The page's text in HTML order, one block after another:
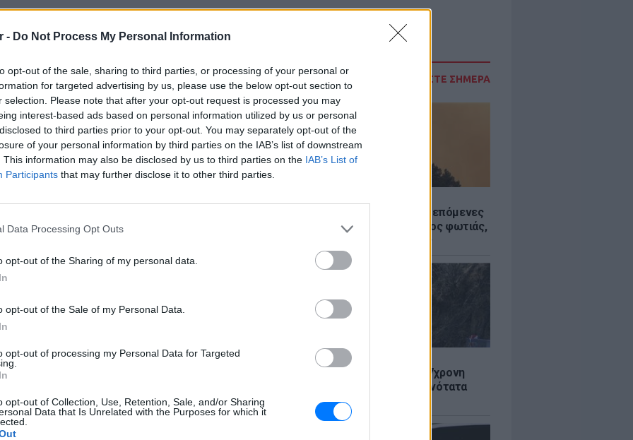
- Do Not Process My Personal Information
opt-out of the sale, sharing to third parties, or processing of your personal or
for targeted advertising by us, please use the below opt-out section to
selection. Please note that after your opt-out request is processed you may
interest-based ads based on personal information utilized by us or personal
to third parties prior to your opt-out. You may separately opt-out of the
of your personal information by third parties on the IAB’s list of downstream
This information may also be disclosed by us to third parties on the IAB’s List of
Participants that may further disclose it to other third parties.
Data Processing Opt Outs
opt-out of the Sharing of my personal data.
opt-out of the Sale of my Personal Data.
opt-out of processing my Personal Data for Targeted
opt-out of Collection, Use, Retention, Sale, and/or Sharing
Data that Is Unrelated with the Purposes for which it
ΔΙΑΒΑΣΤΕ ΣΗΜΕΡΑ
Καιρός «hot – dry – windy» τις επόμενες
48 ώρες: Αυξημένος ο κίνδυνος φωτιάς,
συναγερμός σε 6 περιφέρειες
ΕΙΔΗΣΕΙΣ
Θρίλερ στον Λυκαβηττό: Σε 57χρονη
γυναίκα ανήκει η σορός - Πιθανότατα
έπεσε από ύψος
ψαράδες στη θαλάσσια περιοχή της
το Λιμεναρχείο Λευκάδας και το Νυδρί.
της περιοχής, πριν μεταφερθεί για
Αστακού.
πώς βρέθηκε στη χώρα μας
σοβαρή και να εξετάζεται με
υπηρεσίες και στρατιωτικά κλιμάκια.
έχει αναλάβει και η Διοίκηση
τα τεχνικά χαρακτηριστικά του drone
να έφερε προκαλούν έντονο
στοιχεία δείχνουν ότι το μη
και εκρηκτικά, γεγονός που το
για επίθεση.